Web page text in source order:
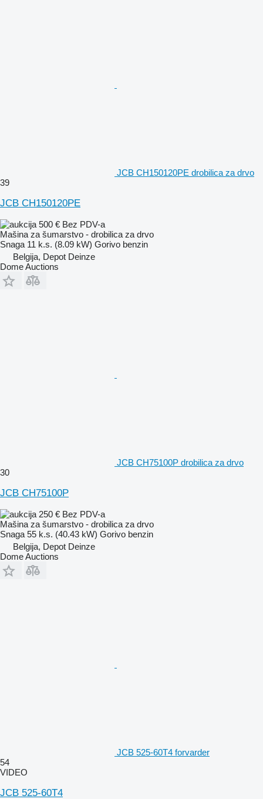
JCB CH150120PE drobilica za drvo
39
JCB CH150120PE
500 € Bez PDV-a
Mašina za šumarstvo - drobilica za drvo
Snaga 11 k.s. (8.09 kW) Gorivo benzin
Belgija, Depot Deinze
Dome Auctions
JCB CH75100P drobilica za drvo
30
JCB CH75100P
250 € Bez PDV-a
Mašina za šumarstvo - drobilica za drvo
Snaga 55 k.s. (40.43 kW) Gorivo benzin
Belgija, Depot Deinze
Dome Auctions
JCB 525-60T4 forvarder
54
VIDEO
JCB 525-60T4